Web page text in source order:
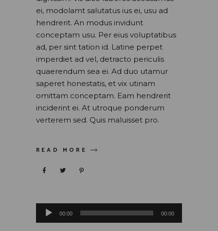
ei, modolamt salutatus ius ei, usu ad
hendrerit. An modus invidunt
conceptam usu. Per eius voluptatibus
ad, per sint tation id. Latine perpet
imperdiet ad vel, detracto periculis
quaerendum sea ei. Ad duo utamur
saperet honestatis, et vix utinam
omittam conceptam. Eam hendrerit
inciderint ei. At utroque ponderum
verterem sed. Quis maluisset pro.
READ MORE
Audio
Player
00:00 00:00